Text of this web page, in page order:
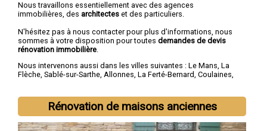
Nous travaillons essentiellement avec des agences
immobilières, des architectes et des particuliers.
N'hésitez pas à nous contacter pour plus d'informations, nous
sommes à votre disposition pour toutes demandes de devis
rénovation immobilière
Nous intervenons aussi dans les villes suivantes : Le Mans, La
Flèche, Sablé-sur-Sarthe, Allonnes, La Ferté-Bernard, Coulaines,
Rénovation de maisons anciennes